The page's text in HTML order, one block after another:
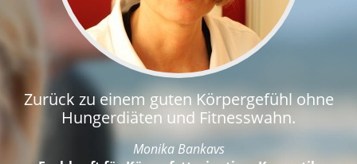
Zurück zu einem guten Körpergefühl ohne
Hungerdiäten und Fitnesswahn.
Monika Bankavs